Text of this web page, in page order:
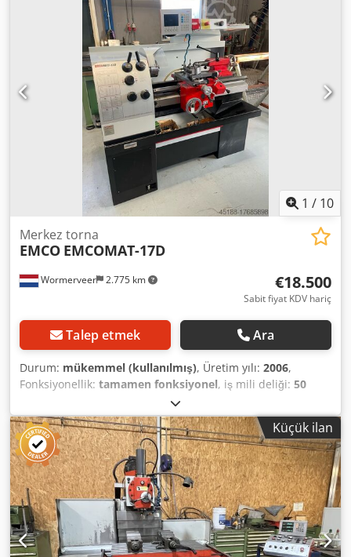
3.000 dev/dak , giriş akımı türü:trifaze, Donanım:
devir hızı sonsuz değişken, Makine neredeyse yeni
durumdadır. Eğitim kurumundan gelmektedir ve komple
pens seti ile donatılmıştır. Dcedpfx Aheywfrtjysk
1 / 10
Wormerveer 2.775 km
Merkez torna
EMCO EMCOMAT-17D
€18.500
Sabit fiyat KDV hariç
Talep etmek Ara
Durum: mükemmel (kullanılmış), Üretim yılı: 2006,
Fonksiyonellik: tamamen fonksiyonel, iş mili deliği: 50
, EMCO torna EMCOMAT 17D çok temiz durumda eski
eğitim. Özellikler: - yapım yılı 2006 - yatak üzerinde dönüş
çapı 340mm - çapraz kızak üzerinde dönüş çapı 190mm -
merkezler arasındaki mesafe 700 mm - hız 40-3000rpm 4
kademede değişken - ana mil çapı 50mm Aksesuarlar: - İç
ve dış çeneli 3 çeneli ayna - 3 eksenli dijital okuma -
elektri̇k şemasi Dsdsu N Dpmspfx Ahyeck - multifix 3
tutuculu keski tutucu - soğutma si̇stemi̇ - makine
aydınlatması - döner merkez - yatak durdurucu - makine
ayakları
Küçük ilan